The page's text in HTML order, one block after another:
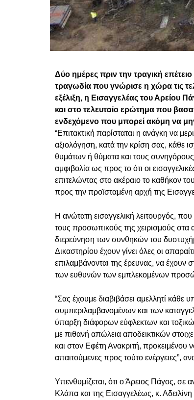
Δύο ημέρες πριν την τραγική
τραγωδία που γνώρισε η χώρα τις
εξέλιξη, η Εισαγγελέας του Αρείου
και στο τελευταίο ερώτημα που
ενδεχόμενο που μπορεί ακόμη να μην
“Επιτακτική παρίσταται η ανάγκη να
αξιολόγηση, κατά την κρίση σας, κάθε
θυμάτων ή θύματα και τους
αμφιβολία ως προς το ότι οι
επιτελώντας στο ακέραιο το καθήκον
προς την προϊσταμένη αρχή της
Η ανώτατη εισαγγελική λειτουργός,
τους προσωπικούς της χειρισμούς
διερεύνηση των συνθηκών του
Δικαστηρίου έχουν γίνει όλες οι
επιλαμβάνονται της έρευνας, να έχουν
των ευθυνών των εμπλεκομένων
“Σας έχουμε διαβιβάσει αμελλητί
συμπεριλαμβανομένων και των
ύπαρξη διάφορων εύφλεκτων και
με πιθανή απώλεια αποδεικτικών
και στον Εφέτη Ανακριτή, προκειμένου
απαιτούμενες προς τούτο ενέργειες”,
Υπενθυμίζεται, ότι ο Άρειος Πάγος,
Κλάπα και της Εισαγγελέως, κ.